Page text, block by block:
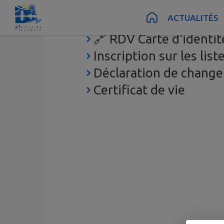
Contenu Pied de page
ACTUALITÉS
Bureau France
🔗 RDV Carte
Inscription sur les
Déclaration de
Certificat de vie